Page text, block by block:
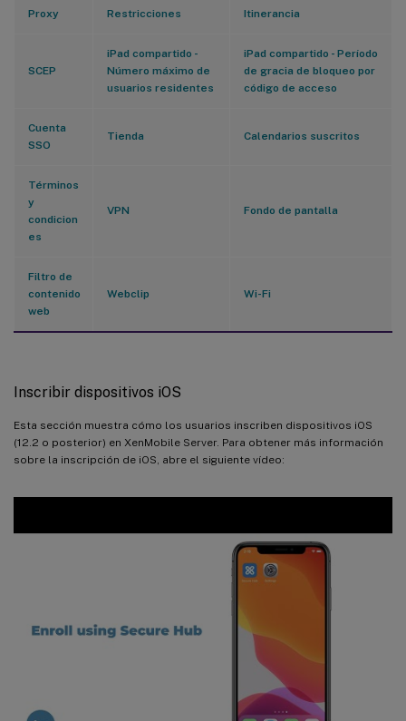
Proxy Restricciones Itinerancia
SCEP
iPad compartido -
Número máximo de
usuarios residentes
iPad compartido - Período
de gracia de bloqueo por
código de acceso
Cuenta
SSO
Tienda Calendarios suscritos
Términos
y
condicion
es
VPN Fondo de pantalla
Filtro de
contenido
web
Webclip Wi-Fi
Inscribir dispositivos iOS
Esta sección muestra cómo los usuarios inscriben dispositivos iOS
(12.2 o posterior) en XenMobile Server. Para obtener más información
sobre la inscripción de iOS, abre el siguiente vídeo: